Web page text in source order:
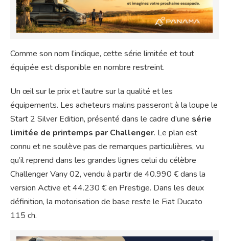
Comme son nom l’indique, cette série limitée et tout
équipée est disponible en nombre restreint.
Un œil sur le prix et l’autre sur la qualité et les
équipements. Les acheteurs malins passeront à la loupe le
Start 2 Silver Edition, présenté dans le cadre d’une série
limitée de printemps par Challenger. Le plan est
connu et ne soulève pas de remarques particulières, vu
qu’il reprend dans les grandes lignes celui du célèbre
Challenger Vany 02, vendu à partir de 40.990 € dans la
version Active et 44.230 € en Prestige. Dans les deux
définition, la motorisation de base reste le Fiat Ducato
115 ch.